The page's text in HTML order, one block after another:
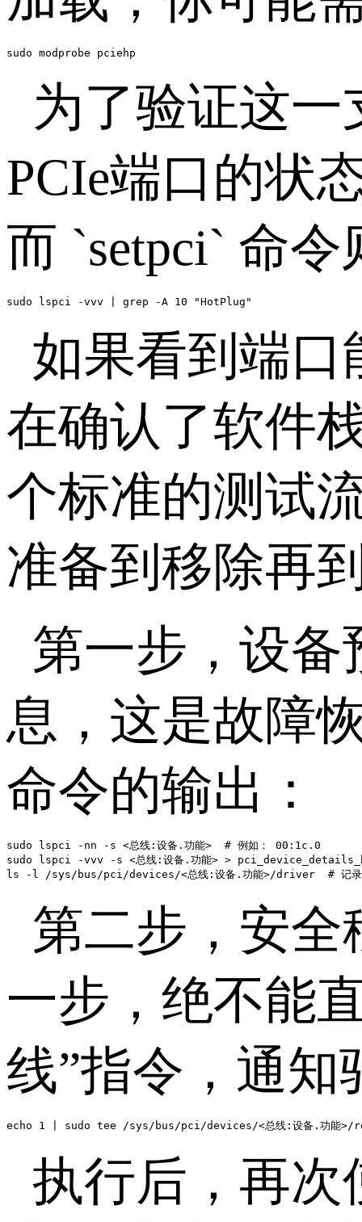
sudo modprobe pciehp
为了验证这
PCIe端口的状
而 `setpci` 命令
sudo lspci -vvv | grep -A 10 "HotPlug"
如果看到端口
在确认了软件
个标准的测试
准备到移除再
第一步，设备
息，这是故障
命令的输出：
sudo lspci -nn -s <总线:设备.功能>  # 例如： 00:1c.0
sudo lspci -vvv -s <总线:设备.功能> >
ls -l /sys/bus/pci/devices/<总线:设备.功能>/driver  # 记录驱
第二步，安全
一步，绝不能
线”指令，通
echo 1 | sudo tee /sys/bus/pci/devices/<总线:设备.功能>/
执行后，再